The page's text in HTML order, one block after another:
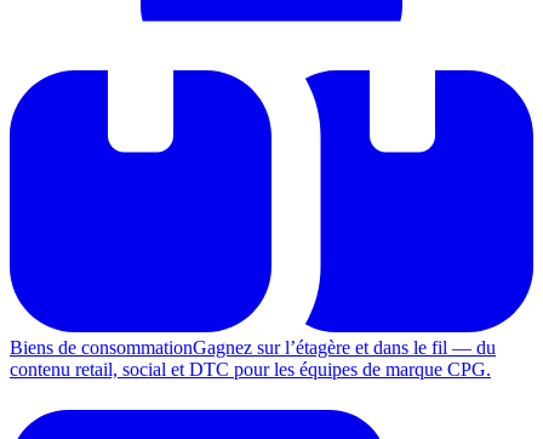
Biens de consommationGagnez sur l’étagère et dans le fil — du
contenu retail, social et DTC pour les équipes de marque CPG.